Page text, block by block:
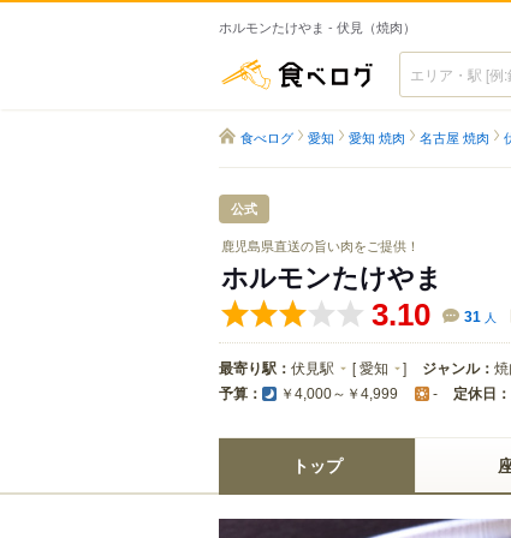
ホルモンたけやま - 伏見（焼肉）
食べログ
食べログ 愛知 愛知 焼肉 名古屋 焼肉
公式
鹿児島県直送の旨い肉をご提供！
ホルモンたけやま
3.10 31 人
最寄り駅： 伏見駅 [愛知 ] ジャンル：
予算： ￥4,000～￥4,999 - 定休日：
トップ